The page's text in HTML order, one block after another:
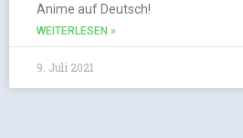
Anime auf Deutsch!
WEITERLESEN »
9. Juli 2021